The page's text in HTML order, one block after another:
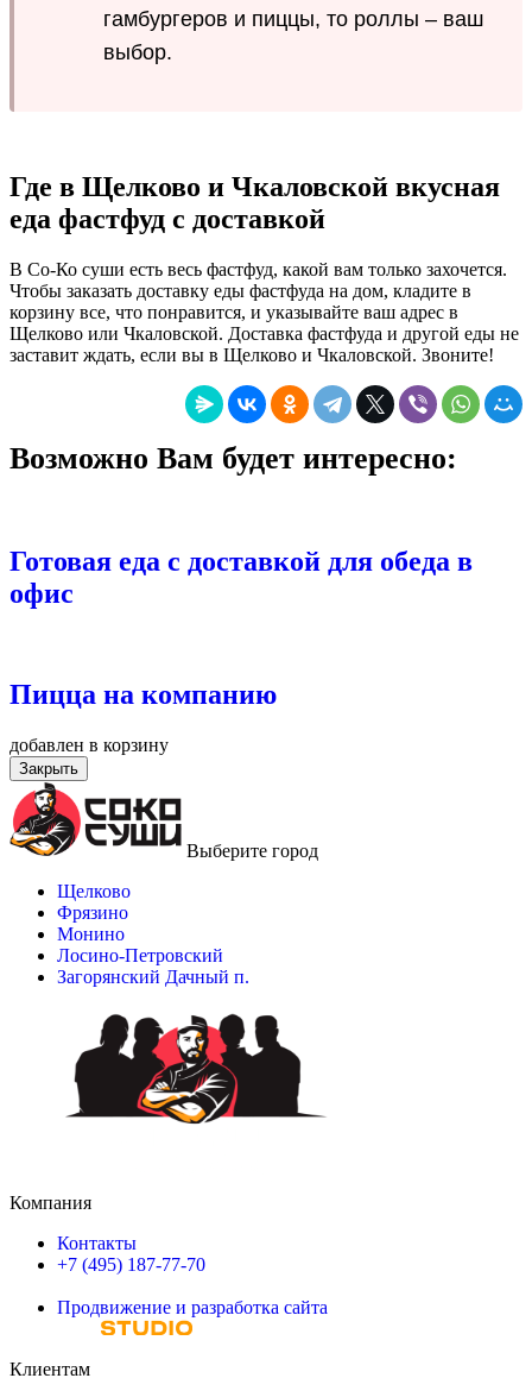
гамбургеров и пиццы, то роллы – ваш
выбор.
Где в Щелково и Чкаловской вкусная
еда фастфуд с доставкой
В Со-Ко суши есть весь фастфуд, какой вам только захочется.
Чтобы заказать доставку еды фастфуда на дом, кладите в
корзину все, что понравится, и указывайте ваш адрес в
Щелково или Чкаловской. Доставка фастфуда и другой еды не
заставит ждать, если вы в Щелково и Чкаловской. Звоните!
Возможно Вам будет интересно:
Готовая еда с доставкой для обеда в
офис
Пицца на компанию
добавлен в корзину
Закрыть
Выберите город
Щелково
Фрязино
Монино
Лосино-Петровский
Загорянский Дачный п.
Компания
Контакты
+7 (495) 187-77-70
Продвижение и разработка сайта
Клиентам